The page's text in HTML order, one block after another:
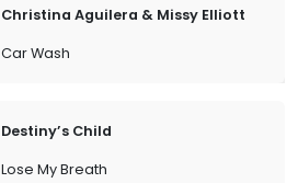
Christina Aguilera & Missy Elliott
Car Wash
Destiny’s Child
Lose My Breath